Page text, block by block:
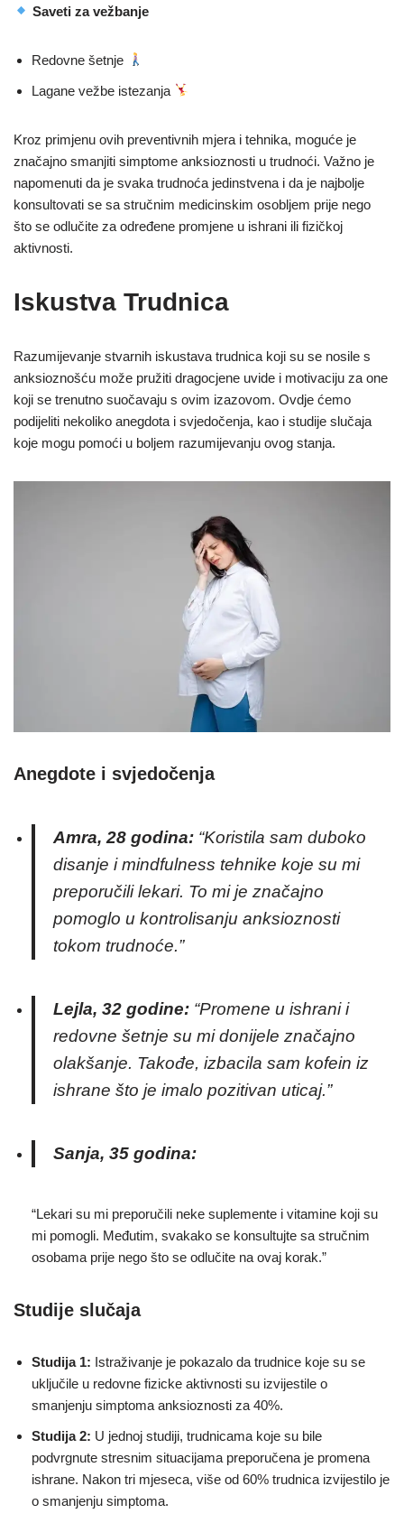
Saveti za vežbanje
Redovne šetnje
Lagane vežbe istezanja
Kroz primjenu ovih preventivnih mjera i tehnika, moguće je
značajno smanjiti simptome anksioznosti u trudnoći. Važno je
napomenuti da je svaka trudnoća jedinstvena i da je najbolje
konsultovati se sa stručnim medicinskim osobljem prije nego
što se odlučite za određene promjene u ishrani ili fizičkoj
aktivnosti.
Iskustva Trudnica
Razumijevanje stvarnih iskustava trudnica koji su se nosile s
anksioznošću može pružiti dragocjene uvide i motivaciju za one
koji se trenutno suočavaju s ovim izazovom. Ovdje ćemo
podijeliti nekoliko anegdota i svjedočenja, kao i studije slučaja
koje mogu pomoći u boljem razumijevanju ovog stanja.
Anegdote i svjedočenja
Amra, 28 godina: “Koristila sam duboko
disanje i mindfulness tehnike koje su mi
preporučili lekari. To mi je značajno
pomoglo u kontrolisanju anksioznosti
tokom trudnoće.”
Lejla, 32 godine: “Promene u ishrani i
redovne šetnje su mi donijele značajno
olakšanje. Takođe, izbacila sam kofein iz
ishrane što je imalo pozitivan uticaj.”
Sanja, 35 godina:
“Lekari su mi preporučili neke suplemente i vitamine koji su
mi pomogli. Međutim, svakako se konsultujte sa stručnim
osobama prije nego što se odlučite na ovaj korak.”
Studije slučaja
Studija 1: Istraživanje je pokazalo da trudnice koje su se
uključile u redovne fizicke aktivnosti su izvijestile o
smanjenju simptoma anksioznosti za 40%.
Studija 2: U jednoj studiji, trudnicama koje su bile
podvrgnute stresnim situacijama preporučena je promena
ishrane. Nakon tri mjeseca, više od 60% trudnica izvijestilo je
o smanjenju simptoma.